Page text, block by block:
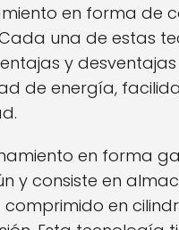
en forma de
una de estas
y
de energía,
en forma
y consiste en
en